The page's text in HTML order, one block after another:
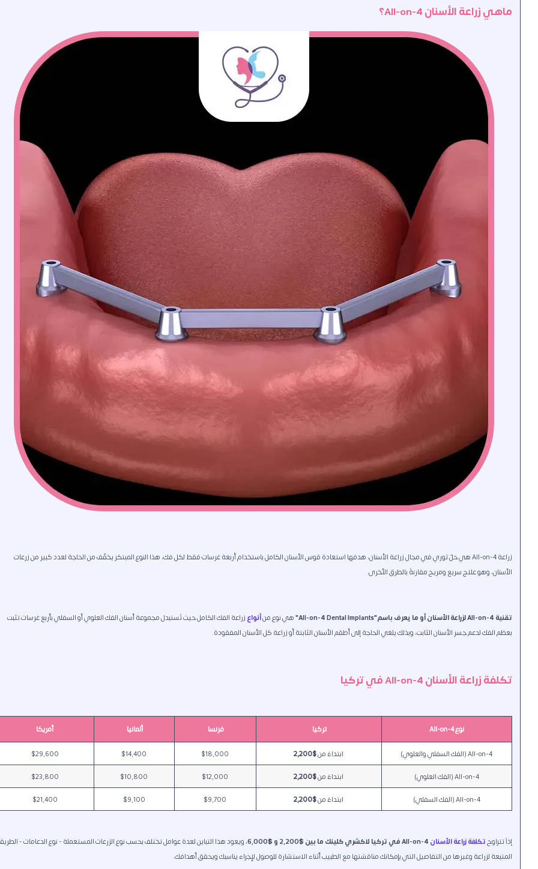
ماهي زراعة الأسنان All-on-4؟
زراعة All-on-4 هي حلٌ ثوري في مجال زراعة الأسنان، هدفها استعادة قوس الأسنان الكامل باستخدام أربعة غرسات فقط لكل فك، هذا النوع المبتكر يخفّف من الحاجة لعدد كبير من زرعات
الأسنان، وهو علاج سريع ومريح مقارنةً بالطرق الأخرى.
تقنية All-on-4 لزراعة الأسنان أو ما يعرف باسم"All-on-4 Dental Implants" هي نوع منأنواعزراعة الفك الكامل حيث تُستبدل مجموعة أسنان الفك العلوي أو السفلي بأربع غرسات تثبت
بعظم الفك لدعم جسر الأسنان الثابت، وبذلك يلغي الحاجة إلى أطقم الأسنان الثابتة أو زراعة كل الأسنان المفقودة.
تكلفة زراعة الأسنان All-on-4 في تركيا
نوع All-on-4 تركيا فرنسا ألمانيا
أمريكا
All-on-4 (الفك السفلي والعلوي)
ابتداءً من $2,200
$18,000
$14,400
$29,600
All-on-4 (الفك العلوي)
ابتداءً من $2,200
$12,000
$10,800
$23,800
All-on-4 (الفك السفلي)
ابتداءً من $2,200
$9,700
$9,100
$21,400
إذاً تتراوحتكلفة زراعة الأسنان
، ويعود هذا التباين لعدة عوامل تختلف بحسب نوع الزرعات المستعملة - نوع الدعامات -
المتبعة لزراعة وغيرها من التفاصيل التي بإمكانك مناقشتها مع الطبيب أثناء الاستشارة للوصول لإجراء يناسبك ويحقق أهدافك.